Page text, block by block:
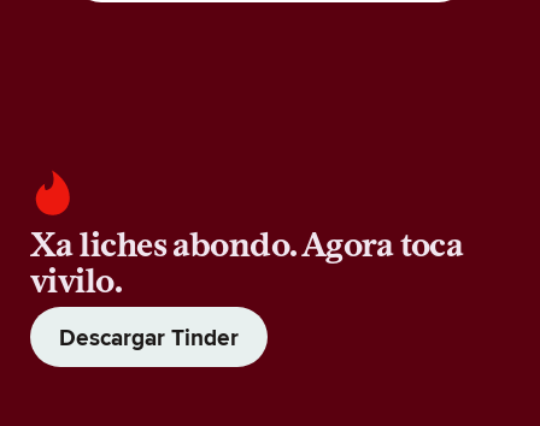
Xa liches abondo. Agora toca
vivilo.
Descargar Tinder